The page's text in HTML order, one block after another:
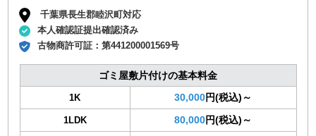
千葉県長生郡睦沢町対応
本人確認証提出確認済み
古物商許可証：第441200001569号
ゴミ屋敷片付けの基本料金
1K 30,000円(税込)～
1LDK 80,000円(税込)～